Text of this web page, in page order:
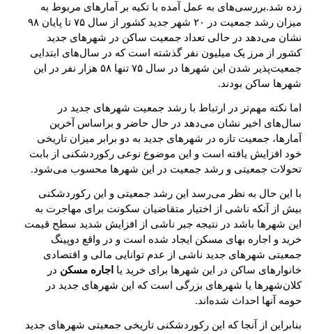
زده شد.بررسی‌های به عمل آمده با تکیه بر آمارهای مربوط به
میزان رشد جمعیت در ۲۰ شهر جدید کشور از سال ۷۵ تا پایان ۹۸
نشان می‌دهد در حالی تعداد جمعیت ساکن در شهرهای جدید
کشور از مرز یک میلیون نفر گذشته است که در سال‌های ابتدایی
جمعیت‌پذیر شدن این شهرها در سال ۷۵ تنها ۵۸ هزار نفر در این
شهرها ساکن بودند.
اما نکته مهم‌تر در ارتباط با رشد جمعیت شهرهای جدید در
سال‌های اخیر نشان می‌دهد در حال حاضر و براساس آخرین
آمارها، جمعیت تازه در شهرهای جدید به دو برابر میزان تاریخی
خود افزایش یافته است و این موضوع نوعی رکوردشکنی از بابت
تحولات جمعیتی و رشد جمعیت در این شهرها محسوب می‌شود.
با این حال به نظر می‌رسد این رشد جمعیتی و این رکوردشکنی
بیش از آنکه ناشی از اختیار متقاضیان سکونت برای مهاجرت به
این شهرها باشد در نتیجه جبر ناشی از افزایش شدید سطح قیمت
خرید و اجاره بهای مسکن ایجاد شده است و در واقع دوپینگ
جمعیتی شهرهای جدید ناشی از عدم توانایی مالی و اقتصادی
خانوارهای ساکن در این شهرها برای خرید یا اجاره مسکن در
کلان‌شهرها یا شهرهای بزرگی است که این شهرهای جدید در
حومه آنها احداث شده‌اند.
بنابراین از آنجا که این رکورد‌شکنی تاریخی جمعیتی شهرهای جدید